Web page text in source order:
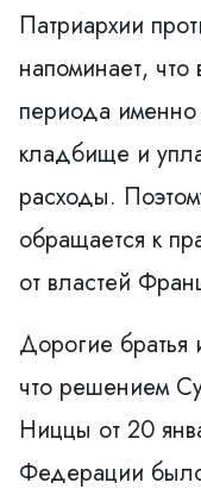
Патриархии
напоминает, что
периода
кладбище и
расходы.
обращается к
от властей
Дорогие
что решением
Ниццы от 20
Федерации